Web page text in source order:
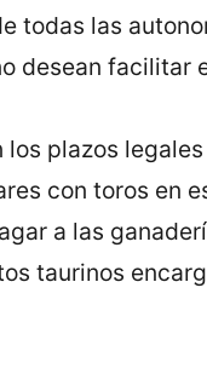
todas las
desean facilitar
plazos
con toros en
a las
taurinos